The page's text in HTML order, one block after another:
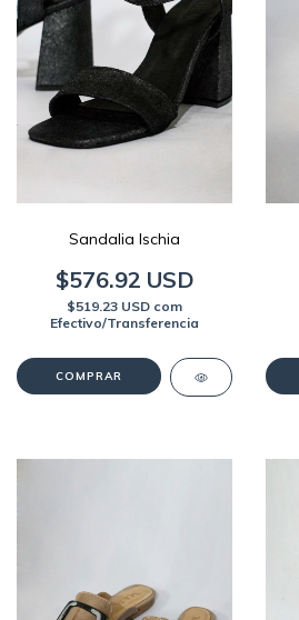
Sandalia Ischia
$576.92 USD
$519.23 USD com
Efectivo/Transferencia
COMPRAR